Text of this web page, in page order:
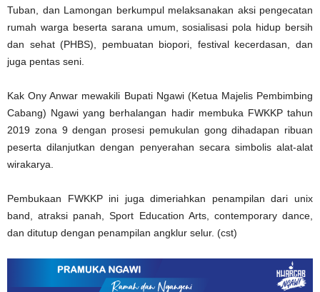
Tuban, dan Lamongan berkumpul melaksanakan aksi pengecatan
rumah warga beserta sarana umum, sosialisasi pola hidup bersih
dan sehat (PHBS), pembuatan biopori, festival kecerdasan, dan
juga pentas seni.
Kak Ony Anwar mewakili Bupati Ngawi (Ketua Majelis Pembimbing
Cabang) Ngawi yang berhalangan hadir membuka FWKKP tahun
2019 zona 9 dengan prosesi pemukulan gong dihadapan ribuan
peserta dilanjutkan dengan penyerahan secara simbolis alat-alat
wirakarya.
Pembukaan FWKKP ini juga dimeriahkan penampilan dari unix
band, atraksi panah, Sport Education Arts, contemporary dance,
dan ditutup dengan penampilan angklur selur. (cst)